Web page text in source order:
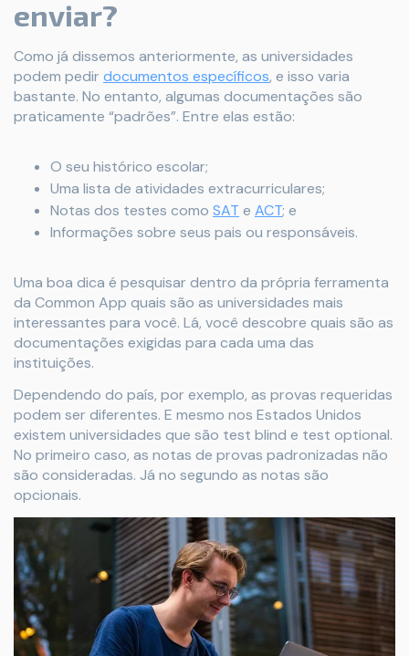
enviar?
Como já dissemos anteriormente, as universidades
podem pedir documentos específicos, e isso varia
bastante. No entanto, algumas documentações são
praticamente “padrões”. Entre elas estão:
O seu histórico escolar;
Uma lista de atividades extracurriculares;
Notas dos testes como SAT e ACT; e
Informações sobre seus pais ou responsáveis.
Uma boa dica é pesquisar dentro da própria ferramenta
da Common App quais são as universidades mais
interessantes para você. Lá, você descobre quais são as
documentações exigidas para cada uma das
instituições.
Dependendo do país, por exemplo, as provas requeridas
podem ser diferentes. E mesmo nos Estados Unidos
existem universidades que são test blind e test optional.
No primeiro caso, as notas de provas padronizadas não
são consideradas. Já no segundo as notas são
opcionais.